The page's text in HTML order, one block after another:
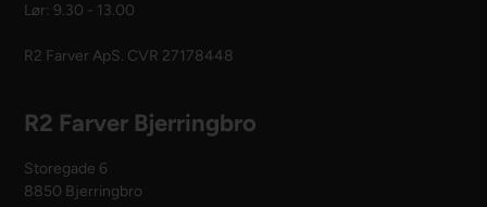
Lør: 9.30 - 13.00
R2 Farver ApS. CVR 27178448
R2 Farver Bjerringbro
Storegade 6
8850 Bjerringbro